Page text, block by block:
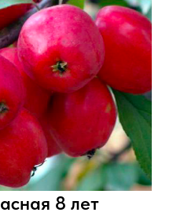
8 лет